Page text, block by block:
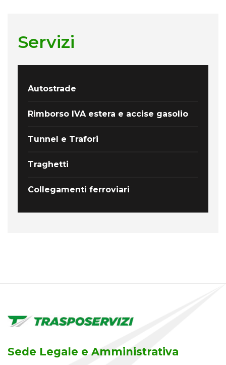
Servizi
Autostrade
Rimborso IVA estera e accise gasolio
Tunnel e Trafori
Traghetti
Collegamenti ferroviari
Sede Legale e Amministrativa